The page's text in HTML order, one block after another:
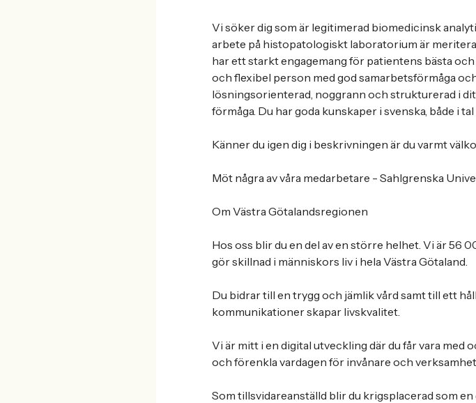
Vi söker dig som är legitimerad biomedicinsk
arbete på histopatologiskt laboratorium är
har ett starkt engagemang för patientens bästa
och flexibel person med god samarbetsförmåga
lösningsorienterad, noggrann och strukturerad i
förmåga. Du har goda kunskaper i svenska, både i
Känner du igen dig i beskrivningen är du varmt
Möt några av våra medarbetare - Sahlgrenska
Om Västra Götalandsregionen
Hos oss blir du en del av en större helhet. Vi är 56
gör skillnad i människors liv i hela Västra Götaland.
Du bidrar till en trygg och jämlik vård samt till ett
kommunikationer skapar livskvalitet.
Vi är mitt i en digital utveckling där du får vara
och förenkla vardagen för invånare och
Som tillsvidareanställd blir du krigsplacerad som